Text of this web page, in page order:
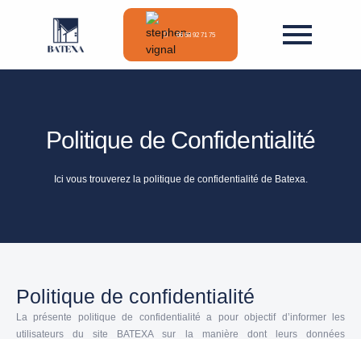
06 68 92 71 75
Politique de Confidentialité
Ici vous trouverez la politique de confidentialité de Batexa.
Politique de confidentialité
La présente politique de confidentialité a pour objectif d’informer les
utilisateurs du site BATEXA sur la manière dont leurs données